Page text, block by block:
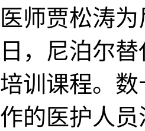
师贾松涛
，尼泊尔
训课程。
的医护人